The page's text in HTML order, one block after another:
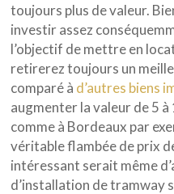
toujours plus de valeur.
investir assez
l’objectif de mettre en
retirerez toujours un
comparé à d’autres biens
augmenter la valeur de 5
comme à Bordeaux par
véritable flambée de prix
intéressant serait même
d’installation de tramway